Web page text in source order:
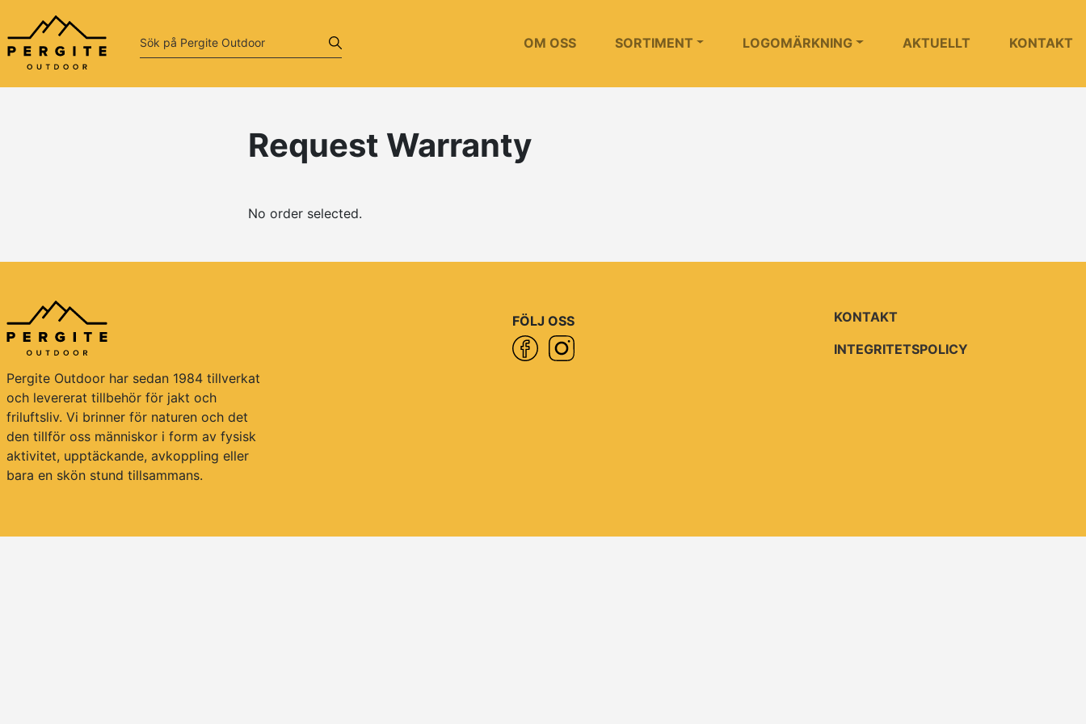
OM OSS SORTIMENT LOGOMÄRKNING AKTUELLT KONTAKT
Request Warranty
No order selected.
Pergite Outdoor har sedan 1984 tillverkat
och levererat tillbehör för jakt och
friluftsliv. Vi brinner för naturen och det
den tillför oss människor i form av fysisk
aktivitet, upptäckande, avkoppling eller
bara en skön stund tillsammans.
FÖLJ OSS
KONTAKT
INTEGRITETSPOLICY